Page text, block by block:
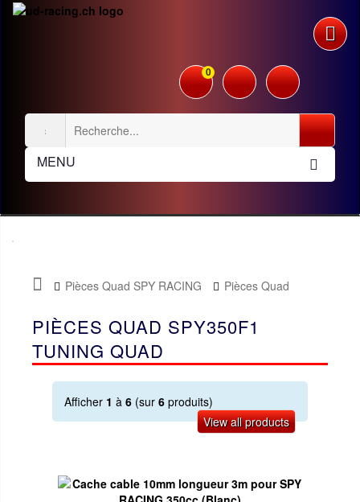
0
MENU
Pièces Quad SPY RACING
Pièces Quad
SPY350F1
Tuning Quad
PIÈCES QUAD SPY350F1
TUNING QUAD
Afficher 1 à 6 (sur 6 produits)
View all products